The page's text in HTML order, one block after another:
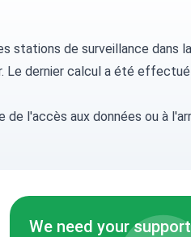
stations de surveillance dans
Le dernier calcul a été
l'accès aux données ou à
We need your support